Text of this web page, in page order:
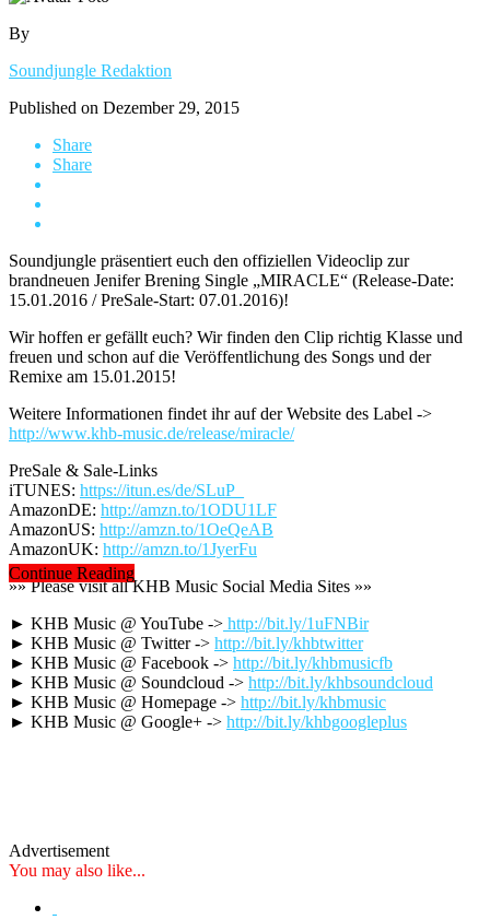
By
Soundjungle Redaktion
Published on Dezember 29, 2015
Share
Share
Soundjungle präsentiert euch den offiziellen Videoclip zur
brandneuen Jenifer Brening Single „MIRACLE“ (Release-Date:
15.01.2016 / PreSale-Start: 07.01.2016)!
Wir hoffen er gefällt euch? Wir finden den Clip richtig Klasse und
freuen und schon auf die Veröffentlichung des Songs und der
Remixe am 15.01.2015!
Weitere Informationen findet ihr auf der Website des Label ->
http://www.khb-music.de/release/miracle/
PreSale & Sale-Links
iTUNES: https://itun.es/de/SLuP_
AmazonDE: http://amzn.to/1ODU1LF
AmazonUS: http://amzn.to/1OeQeAB
AmazonUK: http://amzn.to/1JyerFu
»» Please visit all KHB Music Social Media Sites »»
► KHB Music @ YouTube -> http://bit.ly/1uFNBir
► KHB Music @ Twitter -> http://bit.ly/khbtwitter
► KHB Music @ Facebook -> http://bit.ly/khbmusicfb
► KHB Music @ Soundcloud -> http://bit.ly/khbsoundcloud
► KHB Music @ Homepage -> http://bit.ly/khbmusic
► KHB Music @ Google+ -> http://bit.ly/khbgoogleplus
Continue Reading
Advertisement
You may also like...